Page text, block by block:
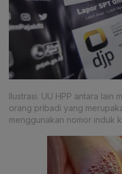
Ilustrasi. UU HPP antara
orang pribadi yang
menggunakan nomor induk